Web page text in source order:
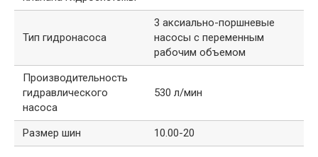
Тип гидронасоса
3 аксиально-поршневые
насосы с переменным
рабочим объемом
Производительность
гидравлического
насоса
530 л/мин
Размер шин 10.00-20